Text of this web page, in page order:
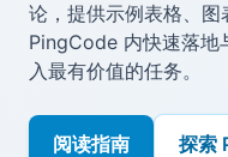
论，提供示例表格、
PingCode 内快速落地
入最有价值的任务。
阅读指南 探索